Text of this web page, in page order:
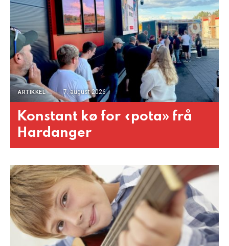
ARTIKKEL 7. august 2026
Konstant kø for «pota» frå
Hardanger